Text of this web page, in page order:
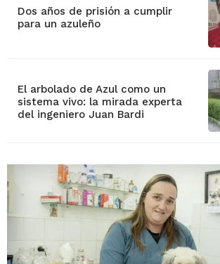
Dos años de prisión a cumplir
para un azuleño
El arbolado de Azul como un
sistema vivo: la mirada experta
del ingeniero Juan Bardi